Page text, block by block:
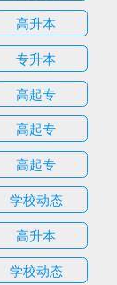
高升本
专升本
高起专
高起专
高起专
学校动态
高升本
学校动态